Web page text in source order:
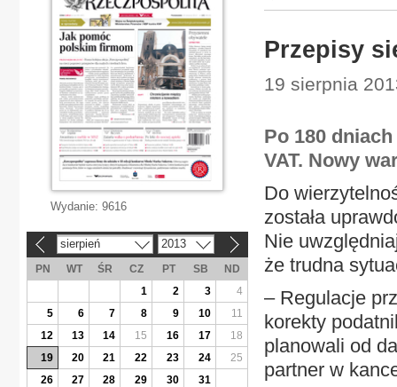
Przepisy
19 sierpnia
Po 180
VAT. Nowy
Do
została
Nie
że trudna
– Regulacje
korekty
planowali od
partner w
Wydanie: 9616
sierpień 2013
PN WT ŚR CZ PT SB
ND
1
2 3
4
5
6 7 8 9 10
11
12
13 14 15 16 17
18
19
20 21 22 23 24
25
26
27 28 29 30 31